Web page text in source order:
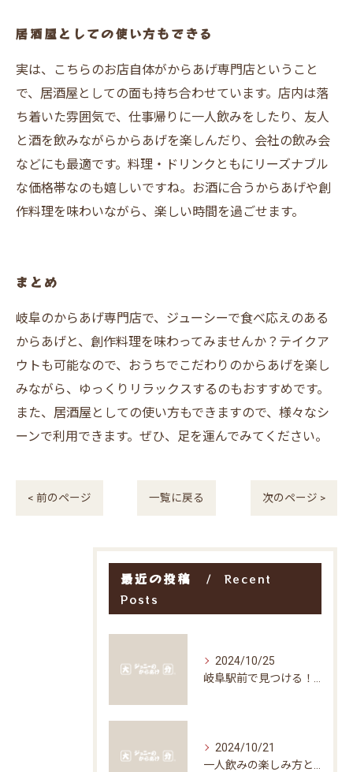
居酒屋としての使い方もできる
実は、こちらのお店自体がからあげ専門店ということ
で、居酒屋としての面も持ち合わせています。店内は落
ち着いた雰囲気で、仕事帰りに一人飲みをしたり、友人
と酒を飲みながらからあげを楽しんだり、会社の飲み会
などにも最適です。料理・ドリンクともにリーズナブル
な価格帯なのも嬉しいですね。お酒に合うからあげや創
作料理を味わいながら、楽しい時間を過ごせます。
まとめ
岐阜のからあげ専門店で、ジューシーで食べ応えのある
からあげと、創作料理を味わってみませんか？テイクア
ウトも可能なので、おうちでこだわりのからあげを楽し
みながら、ゆっくりリラックスするのもおすすめです。
また、居酒屋としての使い方もできますので、様々なシ
ーンで利用できます。ぜひ、足を運んでみてください。
< 前のページ 一覧に戻る 次のページ >
最近の投稿
Recent
Posts
2024/10/25
2024/10/21